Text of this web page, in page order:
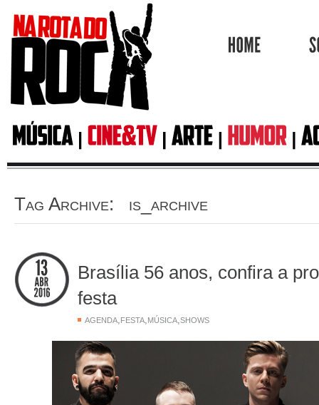
Tag Archive: is_archive
Brasília 56 anos, confira a
festa
AGENDA, FESTA, MÚSICA,SHOWS